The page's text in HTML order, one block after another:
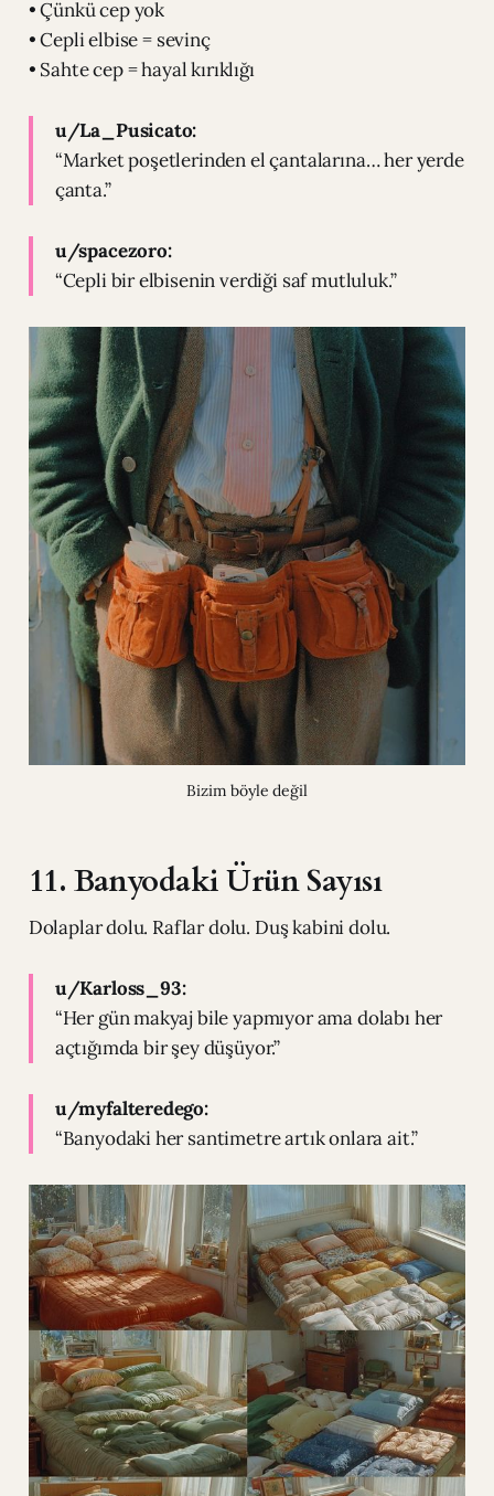
• Çünkü cep yok
• Cepli elbise = sevinç
• Sahte cep = hayal kırıklığı
u/La_Pusicato:
“Market poşetlerinden el çantalarına… her yerde
çanta.”
u/spacezoro:
“Cepli bir elbisenin verdiği saf mutluluk.”
Bizim böyle değil
11. Banyodaki Ürün Sayısı
Dolaplar dolu. Raflar dolu. Duş kabini dolu.
u/Karloss_93:
“Her gün makyaj bile yapmıyor ama dolabı her
açtığımda bir şey düşüyor.”
u/myfalteredego:
“Banyodaki her santimetre artık onlara ait.”